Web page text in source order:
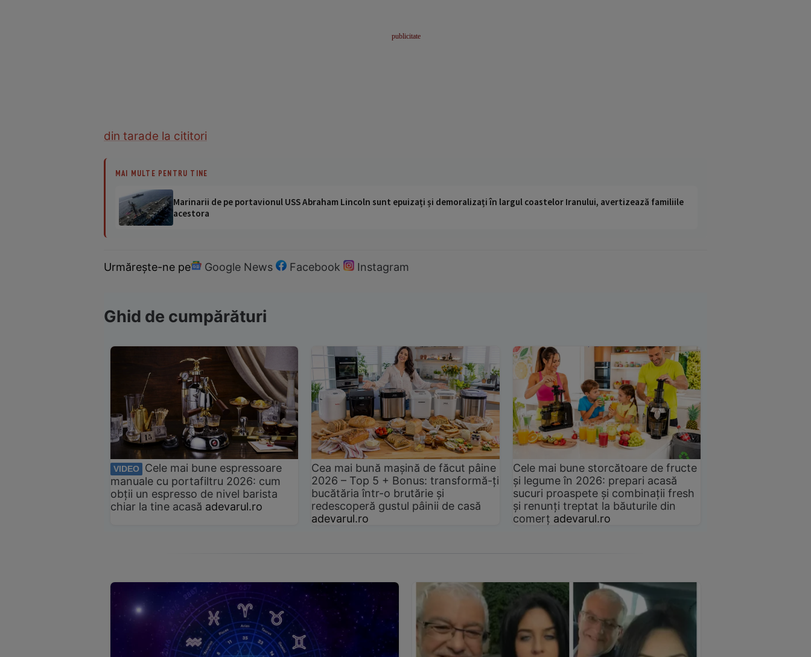
din tarade la cititori
MAI MULTE PENTRU TINE
Marinarii de pe portavionul USS Abraham Lincoln sunt epuizați și demoralizați în largul coastelor Iranului, avertizează familiile
acestora
Urmărește-ne pe Google News Facebook Instagram
Ghid de cumpărături
VIDEO
Cele mai bune espressoare
manuale cu portafiltru 2026: cum
obții un espresso de nivel barista
chiar la tine acasă adevarul.ro
Cea mai bună mașină de făcut pâine
2026 – Top 5 + Bonus: transformă-ți
bucătăria într-o brutărie și
redescoperă gustul pâinii de casă
adevarul.ro
Cele mai bune storcătoare de fructe
și legume în 2026: prepari acasă
sucuri proaspete și combinații fresh
și renunți treptat la băuturile din
comerț adevarul.ro